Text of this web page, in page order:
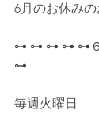
6月のお休みの
⊶ ⊶ ⊶ ⊶ ⊶
⊶
毎週火曜日